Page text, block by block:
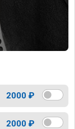
2000 ₽
2000 ₽